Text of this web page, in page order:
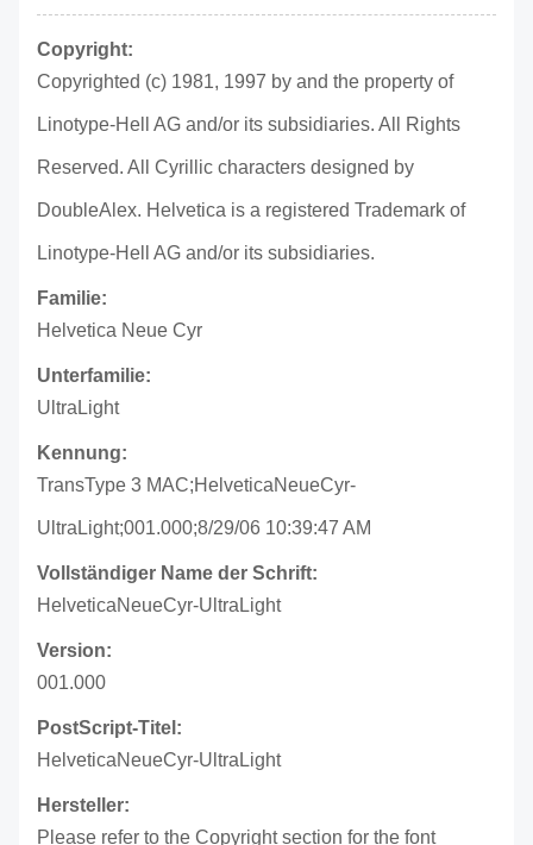
Copyright:
Copyrighted (c) 1981, 1997 by and the property of
Linotype-Hell AG and/or its subsidiaries. All Rights
Reserved. All Cyrillic characters designed by
DoubleAlex. Helvetica is a registered Trademark of
Linotype-Hell AG and/or its subsidiaries.
Familie:
Helvetica Neue Cyr
Unterfamilie:
UltraLight
Kennung:
TransType 3 MAC;HelveticaNeueCyr-
UltraLight;001.000;8/29/06 10:39:47 AM
Vollständiger Name der Schrift:
HelveticaNeueCyr-UltraLight
Version:
001.000
PostScript-Titel:
HelveticaNeueCyr-UltraLight
Hersteller:
Please refer to the Copyright section for the font